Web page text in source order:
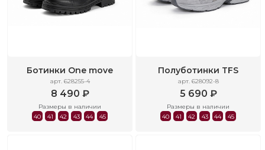
Ботинки One move
арт. 628255-4
8 490 ₽
Размеры в наличии
40
41 42 43 44 45
Полуботинки TFS
арт. 628092-8
5 690 ₽
Размеры в наличии
40
41 42 43 44 45